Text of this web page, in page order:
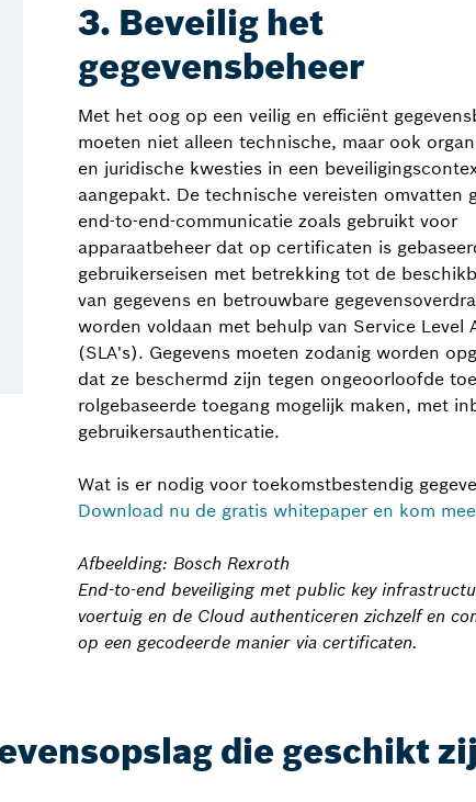
3. Beveilig het
gegevensbeheer
Met het oog op een veilig en efficiënt
moeten niet alleen technische, maar ook
en juridische kwesties in een
aangepakt. De technische vereisten omvatten
end-to-end-communicatie zoals gebruikt voor
apparaatbeheer dat op certificaten is
gebruikerseisen met betrekking tot de
van gegevens en betrouwbare
worden voldaan met behulp van Service Level
(SLA's). Gegevens moeten zodanig worden
dat ze beschermd zijn tegen ongeoorloofde
rolgebaseerde toegang mogelijk maken, met
gebruikersauthenticatie.
Wat is er nodig voor toekomstbestendig
Download nu de gratis whitepaper en kom
Afbeelding: Bosch Rexroth
End-to-end beveiliging met public key
voertuig en de Cloud authenticeren zichzelf en
op een gecodeerde manier via certificaten.
die geschikt